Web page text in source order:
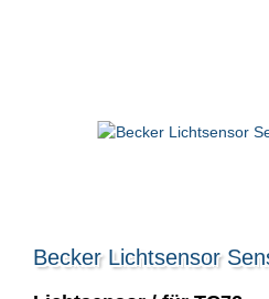
Becker Lichtsensor